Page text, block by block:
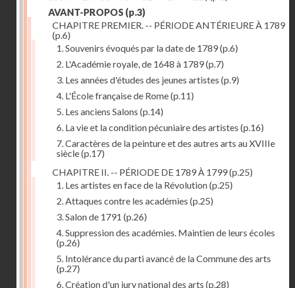
AVANT-PROPOS (p.3)
CHAPITRE PREMIER. -- PÉRIODE ANTÉRIEURE À 1789
(p.6)
1. Souvenirs évoqués par la date de 1789(p.6)
2. L'Académie royale, de 1648 à 1789(p.7)
3. Les années d'études des jeunes artistes (p.9)
4. L'École française de Rome(p.11)
5. Les anciens Salons (p.14)
6. La vie et la condition pécuniaire des artistes (p.16)
7. Caractères de la peinture et des autres arts au XVIIIe
siècle(p.17)
CHAPITRE II. -- PÉRIODE DE 1789 À 1799(p.25)
1. Les artistes en face de la Révolution(p.25)
2. Attaques contre les académies (p.25)
3. Salon de 1791 (p.26)
4. Suppression des académies. Maintien de leurs écoles
(p.26)
5. Intolérance du parti avancé de la Commune des arts
(p.27)
6. Création d'un jury national des arts (p.28)